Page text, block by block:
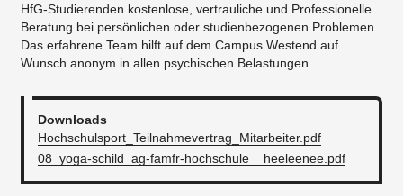
HfG-Studierenden kostenlose, vertrauliche und Professionelle
Beratung bei persönlichen oder studienbezogenen Problemen.
Das erfahrene Team hilft auf dem Campus Westend auf
Wunsch anonym in allen psychischen Belastungen.
Downloads
Hochschulsport_Teilnahmevertrag_Mitarbeiter.pdf
08_yoga-schild_ag-famfr-hochschule__heeleenee.pdf